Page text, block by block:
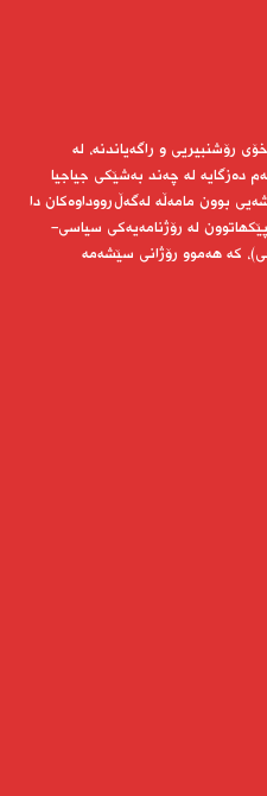
رۆشنبیریی و راگەیاندنە، لە
ئەم دەزگایە لە چەند بەشێكی جیاجیا
بوون مامەڵە لەگەڵ رووداوەكان دا
لە رۆژنامەیەكی سیاسی-
كە هەموو رۆژانی سێشەمە